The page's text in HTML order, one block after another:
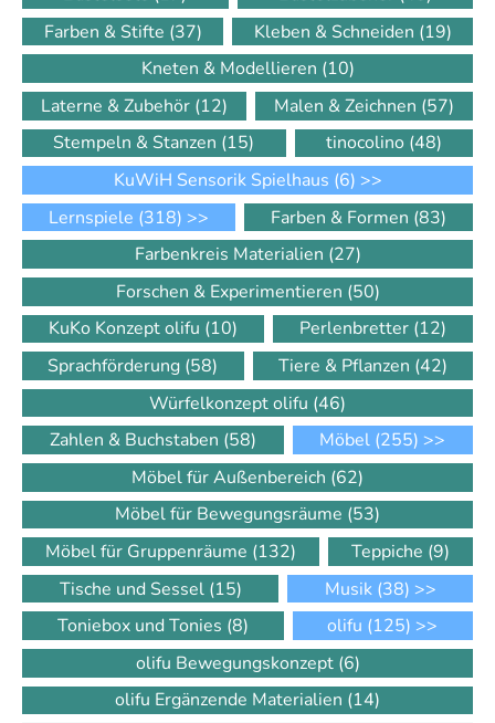
Farben & Stifte (37) Kleben & Schneiden (19)
Kneten & Modellieren (10)
Laterne & Zubehör (12) Malen & Zeichnen (57)
Stempeln & Stanzen (15) tinocolino (48)
KuWiH Sensorik Spielhaus (6) >>
Lernspiele (318) >> Farben & Formen (83)
Farbenkreis Materialien (27)
Forschen & Experimentieren (50)
KuKo Konzept olifu (10) Perlenbretter (12)
Sprachförderung (58) Tiere & Pflanzen (42)
Würfelkonzept olifu (46)
Zahlen & Buchstaben (58) Möbel (255) >>
Möbel für Außenbereich (62)
Möbel für Bewegungsräume (53)
Möbel für Gruppenräume (132) Teppiche (9)
Tische und Sessel (15) Musik (38) >>
Toniebox und Tonies (8) olifu (125) >>
olifu Bewegungskonzept (6)
olifu Ergänzende Materialien (14)